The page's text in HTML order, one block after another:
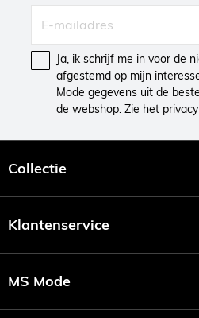
Ja, ik schrijf me in voor de
afgestemd op mijn
Mode gegevens uit de
de webshop. Zie het
Collectie
Klantenservice
MS Mode